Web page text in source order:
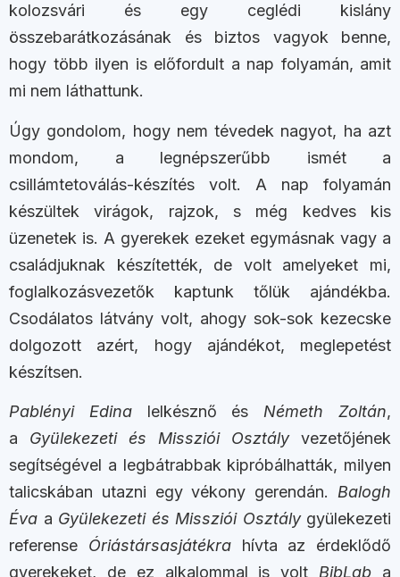
kolozsvári és egy ceglédi kislány
összebarátkozásának és biztos vagyok benne,
hogy több ilyen is előfordult a nap folyamán, amit
mi nem láthattunk.
Úgy gondolom, hogy nem tévedek nagyot, ha azt
mondom, a legnépszerűbb ismét a
csillámtetoválás-készítés volt. A nap folyamán
készültek virágok, rajzok, s még kedves kis
üzenetek is. A gyerekek ezeket egymásnak vagy a
családjuknak készítették, de volt amelyeket mi,
foglalkozásvezetők kaptunk tőlük ajándékba.
Csodálatos látvány volt, ahogy sok-sok kezecske
dolgozott azért, hogy ajándékot, meglepetést
készítsen.
Pablényi Edinalelkésznő és Németh Zoltán,
a Gyülekezeti és Missziói Osztályvezetőjének
segítségével a legbátrabbak kipróbálhatták, milyen
talicskában utazni egy vékony gerendán. Balogh
Éva a Gyülekezeti és Missziói Osztálygyülekezeti
referense Óriástársasjátékrahívta az érdeklődő
gyerekeket, de ez alkalommal is volt BibLab a